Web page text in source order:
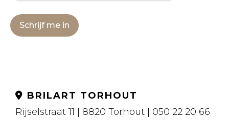
Schrijf me in
BRILART TORHOUT
Rijselstraat 11 | 8820 Torhout | 050 22 20 66